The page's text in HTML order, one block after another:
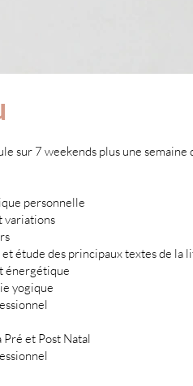
sur 7 weekends plus une semaine
personnelle
variations
étude des principaux textes de la
énergétique
yogique
Pré et Post Natal